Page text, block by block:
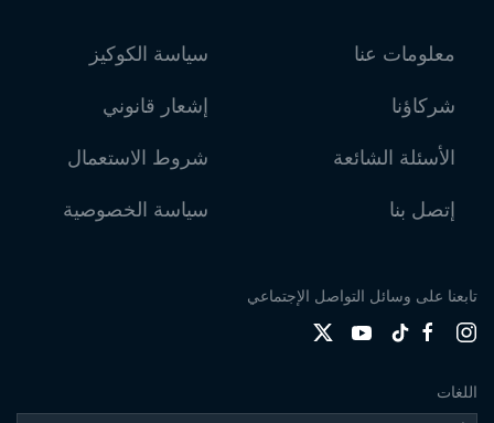
معلومات عنا
شركاؤنا
الأسئلة الشائعة
إتصل بنا
سياسة الكوكيز
إشعار قانوني
شروط الاستعمال
سياسة الخصوصية
تابعنا على وسائل التواصل الإجتماعي
اللغات